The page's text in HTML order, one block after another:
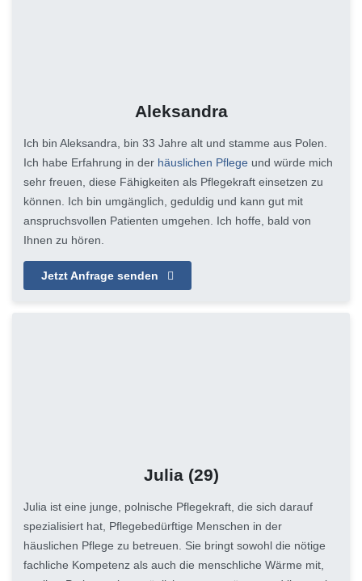
Aleksandra
Ich bin Aleksandra, bin 33 Jahre alt und stamme aus Polen.
Ich habe Erfahrung in der häuslichen Pflege und würde mich
sehr freuen, diese Fähigkeiten als Pflegekraft einsetzen zu
können. Ich bin umgänglich, geduldig und kann gut mit
anspruchsvollen Patienten umgehen. Ich hoffe, bald von
Ihnen zu hören.
Jetzt Anfrage senden
Julia (29)
Julia ist eine junge, polnische Pflegekraft, die sich darauf
spezialisiert hat, Pflegebedürftige Menschen in der
häuslichen Pflege zu betreuen. Sie bringt sowohl die nötige
fachliche Kompetenz als auch die menschliche Wärme mit,